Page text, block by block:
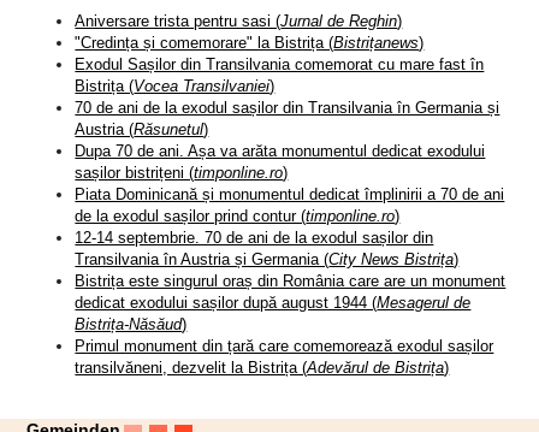
Aniversare trista pentru sasi (Jurnal de Reghin)
"Credința și comemorare" la Bistrița (Bistrițanews)
Exodul Sașilor din Transilvania comemorat cu mare fast în
Bistrița (Vocea Transilvaniei)
70 de ani de la exodul sașilor din Transilvania în Germania și
Austria (Răsunetul)
Dupa 70 de ani. Așa va arăta monumentul dedicat exodului
sașilor bistrițeni (timponline.ro)
Piata Dominicană și monumentul dedicat împlinirii a 70 de ani
de la exodul sașilor prind contur (timponline.ro)
12-14 septembrie. 70 de ani de la exodul sașilor din
Transilvania în Austria și Germania (City News Bistrița)
Bistrița este singurul oraș din România care are un monument
dedicat exodului sașilor după august 1944 (Mesagerul de
Bistrița-Năsăud)
Primul monument din țară care comemorează exodul sașilor
transilvăneni, dezvelit la Bistrița (Adevărul de Bistrița)